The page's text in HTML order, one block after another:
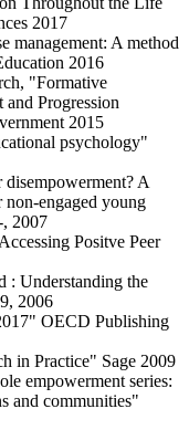
2017
management: A method
2016
"Formative
Progression
2015
psychology"
A
engaged young
2007
Positve Peer
: Understanding the
2006
OECD Publishing
in Practice" Sage 2009
empowerment series:
and communities"